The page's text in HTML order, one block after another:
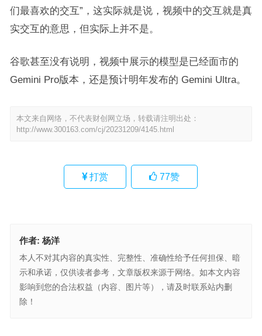
们最喜欢的交互”，这实际就是说，视频中的交互就是真
实交互的意思，但实际上并不是。
谷歌甚至没有说明，视频中展示的模型是已经面市的
Gemini Pro版本，还是预计明年发布的 Gemini Ultra。
本文来自网络，不代表财创网立场，转载请注明出处：
http://www.300163.com/cj/20231209/4145.html
打赏 77赞
作者: 杨洋
本人不对其内容的真实性、完整性、准确性给予任何担保、暗
示和承诺，仅供读者参考，文章版权来源于网络。如本文内容
影响到您的合法权益（内容、图片等），请及时联系站内删
除！